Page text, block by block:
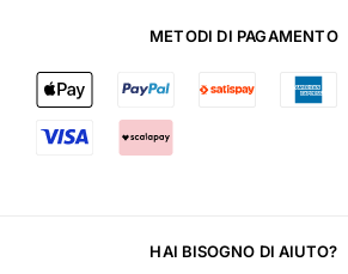
METODI DI PAGAMENTO
HAI BISOGNO DI AIUTO?